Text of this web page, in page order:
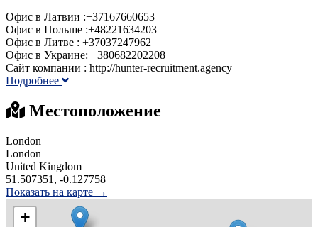
Офис в Латвии :+37167660653
Офис в Польше :+48221634203
Офис в Литве : +37037247962
Офис в Украине: +380682202208
Сайт компании : http://hunter-recruitment.agency
Подробнее
Местоположение
London
London
United Kingdom
51.507351, -0.127758
Показать на карте →
+